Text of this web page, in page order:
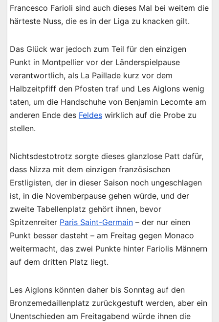
Francesco Farioli sind auch dieses Mal bei weitem die
härteste Nuss, die es in der Liga zu knacken gilt.
Das Glück war jedoch zum Teil für den einzigen
Punkt in Montpellier vor der Länderspielpause
verantwortlich, als La Paillade kurz vor dem
Halbzeitpfiff den Pfosten traf und Les Aiglons wenig
taten, um die Handschuhe von Benjamin Lecomte am
anderen Ende des Feldes wirklich auf die Probe zu
stellen.
Nichtsdestotrotz sorgte dieses glanzlose Patt dafür,
dass Nizza mit dem einzigen französischen
Erstligisten, der in dieser Saison noch ungeschlagen
ist, in die Novemberpause gehen würde, und der
zweite Tabellenplatz gehört ihnen, bevor
Spitzenreiter Paris Saint-Germain – der nur einen
Punkt besser dasteht – am Freitag gegen Monaco
weitermacht, das zwei Punkte hinter Fariolis Männern
auf dem dritten Platz liegt.
Les Aiglons könnten daher bis Sonntag auf den
Bronzemedaillenplatz zurückgestuft werden, aber ein
Unentschieden am Freitagabend würde ihnen die